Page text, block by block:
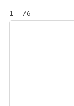
1 - - 76